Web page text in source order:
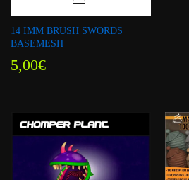
14 IMM BRUSH SWORDS
BASEMESH
5,00€